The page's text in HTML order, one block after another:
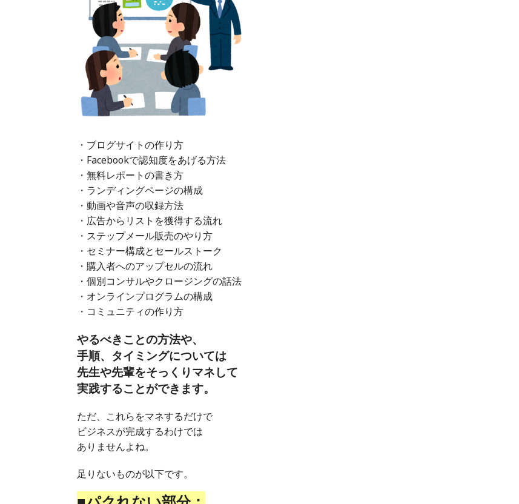
・ブログサイトの作り方
・Facebookで認知度をあげる方法
・無料レポートの書き方
・ランディングページの構成
・動画や音声の収録方法
・広告からリストを獲得する流れ
・ステップメール販売のやり方
・セミナー構成とセールストーク
・購入者へのアップセルの流れ
・個別コンサルやクロージングの話法
・オンラインプログラムの構成
・コミュニティの作り方
やるべきことの方法や、
手順、タイミングについては
先生や先輩をそっくりマネして
実践することができます。
ただ、これらをマネするだけで
ビジネスが完成するわけでは
ありませんよね。
足りないものが以下です。